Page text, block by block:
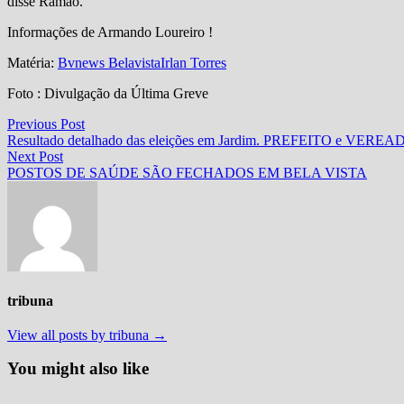
Informações de Armando Loureiro !
Matéria: Bvnews BelavistaIrlan Torres
Foto : Divulgação da Última Greve
Navegação
de
Post
Previous PostPrevious
post:
Resultado detalhado das eleições em Jardim. PREFEITO e
Next PostNext
post:
POSTOS DE SAÚDE SÃO FECHADOS EM BELA VISTA
tribuna
View all posts by tribuna →
You might also like